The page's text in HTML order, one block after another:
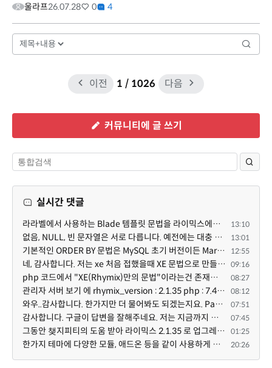
울라프26.07.28 0 4
이전 1 / 1026 다음
커뮤니티에 글 쓰기
실시간 댓글
라라벨에서 사용하는 Blade 템플릿 문법을 라이믹스에서도 일부분 도입하였는데, 양쪽의 템플릿 매뉴얼 분량... 13:10
없음, NULL, 빈 문자열은 서로 다릅니다. 예전에는 대충 써도 서로 통용되었지만, 그것 때문에 버그나 보안... 13:01
기본적인 ORDER BY 문법은 MySQL 초기 버전이든 MariaDB 최신 버전이든 차이가 없습니다. 라이믹스 게시판에... 12:55
네, 감사합니다. 저는 xe 처음 접했을때 XE 문법으로 만들었다고 해서 xe코드들이 php와 전혀 다른것 같이 ... 09:16
php 코드에서 "XE(Rhymix)만의 문법"이라는건 존재하지도 않고 별도의 인터프리터를 만들지 않는한 쓸 수도 ... 08:27
관리자 서버 보기 에 rhymix_version : 2.1.35 php : 7.4.3 (64-bit) db.type : mysql (innodb, utf8mb4) db... 08:12
와우..감사합니다. 한가지만 더 물어봐도 되겠는지요. Password.php 파일안에 클래스와 함수들은 순수 php ... 07:51
감사합니다. 구글이 답변을 잘해주네요. 저는 지금까지 md5 에 머물러 있었네요. md5는 구석기 알고리즘이 ... 07:45
그동안 챚지피티의 도움 받아 라이믹스 2.1.35 로 업그레이드 잘 한 것은 부인할 수 없는 사실입니다. 그런... 01:25
한가지 테마에 다양한 모듈, 애드온 등을 같이 사용하게 되면 의외로 어려운게 일관성이 있는 디자인의 유지... 20:26